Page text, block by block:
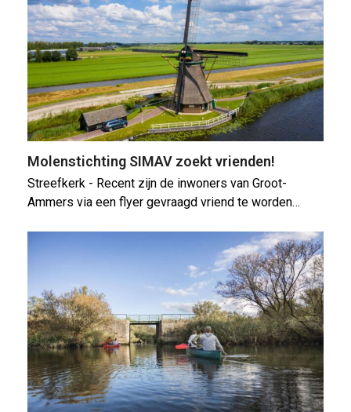
Molenstichting SIMAV zoekt vrienden!
Streefkerk - Recent zijn de inwoners van Groot-
Ammers via een flyer gevraagd vriend te worden…